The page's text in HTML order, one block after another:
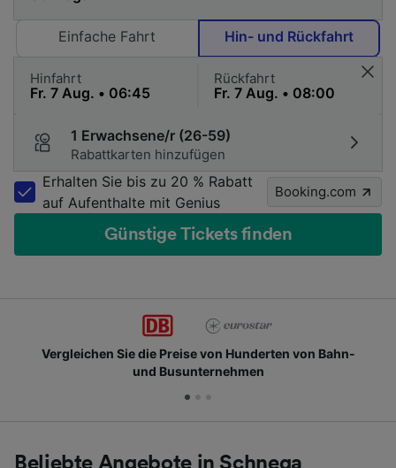
Einfache Fahrt Hin- und Rückfahrt
Hinfahrt Rückfahrt
1 Erwachsene/r (26-59)
Rabattkarten hinzufügen
Erhalten Sie bis zu 20 % Rabatt
auf Aufenthalte mit Genius
Booking.com
Günstige Tickets finden
Vergleichen Sie die Preise von Hunderten von Bahn-
und Busunternehmen
Beliebte Angebote in Schnega